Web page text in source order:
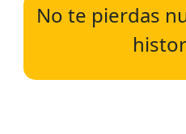
No te pierdas